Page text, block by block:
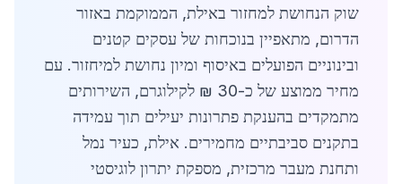
שוק הנחושת למחזור באילת, הממוקמת באזור
הדרום, מתאפיין בנוכחות של עסקים קטנים
ובינוניים הפועלים באיסוף ומיון נחושת למיחזור. עם
מחיר ממוצע של כ-30 ₪ לקילוגרם, השירותים
מתמקדים בהענקת פתרונות יעילים תוך עמידה
בתקנים סביבתיים מחמירים. אילת, כעיר נמל
ותחנת מעבר מרכזית, מספקת יתרון לוגיסטי